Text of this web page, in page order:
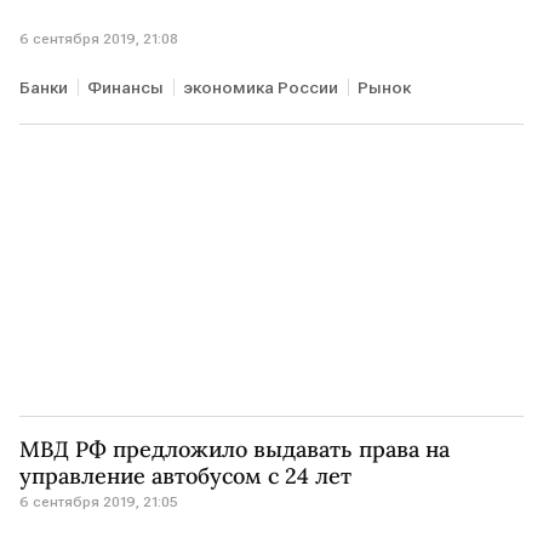
6 сентября 2019, 21:08
Банки Финансы экономика России Рынок
МВД РФ предложило выдавать права на
управление автобусом с 24 лет
6 сентября 2019, 21:05